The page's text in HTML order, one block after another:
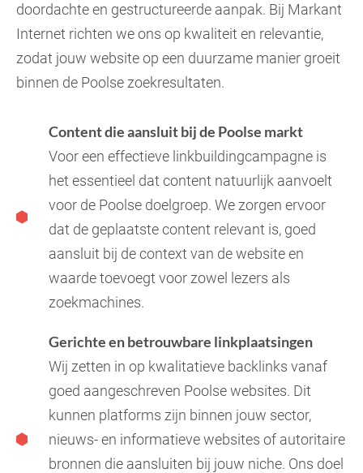
doordachte en gestructureerde aanpak. Bij Markant
Internet richten we ons op kwaliteit en relevantie,
zodat jouw website op een duurzame manier groeit
binnen de Poolse zoekresultaten.
Content die aansluit bij de Poolse markt
Voor een effectieve linkbuildingcampagne is
het essentieel dat content natuurlijk aanvoelt
voor de Poolse doelgroep. We zorgen ervoor
dat de geplaatste content relevant is, goed
aansluit bij de context van de website en
waarde toevoegt voor zowel lezers als
zoekmachines.
Gerichte en betrouwbare linkplaatsingen
Wij zetten in op kwalitatieve backlinks vanaf
goed aangeschreven Poolse websites. Dit
kunnen platforms zijn binnen jouw sector,
nieuws- en informatieve websites of autoritaire
bronnen die aansluiten bij jouw niche. Ons doel